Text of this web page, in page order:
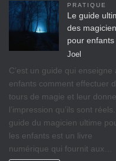
PRATIQUE
Le guide
des
pour enfants
Joel
C’est un guide qui enseigne
enfants comment effectuer
tours de magie et leur
l’impression qu’ils sont
guide du magicien ultime
les enfants est un livre
numérique qui fournit aux…